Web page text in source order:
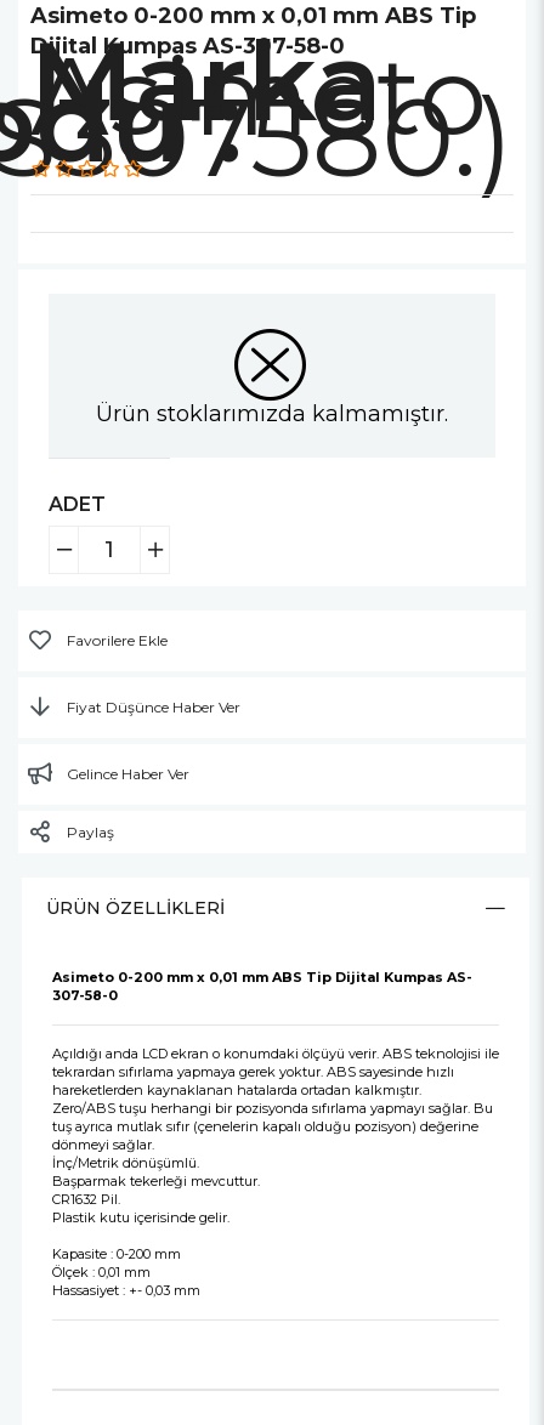
Asimeto 0-200 mm x 0,01 mm ABS Tip
Dijital Kumpas AS-307-58-0
Marka :
Asimeto
Ürün stoklarımızda kalmamıştır.
ADET
Favorilere Ekle
Fiyat Düşünce Haber Ver
Gelince Haber Ver
Paylaş
ÜRÜN ÖZELLIKLERI
Asimeto 0-200 mm x 0,01 mm ABS Tip Dijital Kumpas AS-
307-58-0
Açıldığı anda LCD ekran o konumdaki ölçüyü verir. ABS teknolojisi ile
tekrardan sıfırlama yapmaya gerek yoktur. ABS sayesinde hızlı
hareketlerden kaynaklanan hatalarda ortadan kalkmıştır.
Zero/ABS tuşu herhangi bir pozisyonda sıfırlama yapmayı sağlar. Bu
tuş ayrıca mutlak sıfır (çenelerin kapalı olduğu pozisyon) değerine
dönmeyi sağlar.
İnç/Metrik dönüşümlü.
Başparmak tekerleği mevcuttur.
CR1632 Pil.
Plastik kutu içerisinde gelir.
Kapasite : 0-200 mm
Ölçek : 0,01 mm
Hassasiyet : +- 0,03 mm